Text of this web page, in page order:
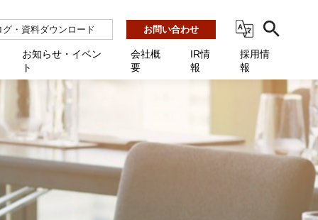
グ・資料ダウンロード お問い合わせ
援 Net.Pro
行 Net.Assist
向け
・教育委員会向け
け
ーション連携 AMF-SEC
ンバックアップ
型インシデントレスポンス訓練基盤 NetQuest
るご質問 / お困りのときに
生時に必要な情報
イトサービス契約中のお客様へ
お知らせ・イベン
ト
ー 展示会・学会
会社概
要
会社一覧
シティ推進
テークホルダー方針
IR情
報
採用情
報